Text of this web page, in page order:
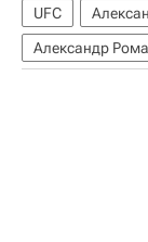
UFC
Александр